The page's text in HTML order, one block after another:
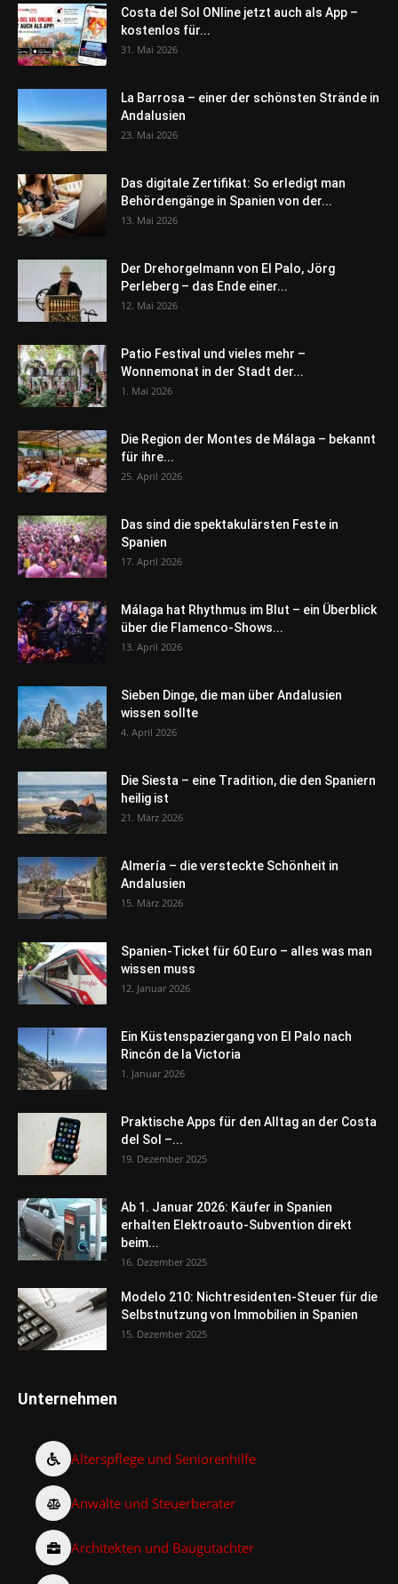
Costa del Sol ONline jetzt auch als App –
kostenlos für...
31. Mai 2026
La Barrosa – einer der schönsten Strände in
Andalusien
23. Mai 2026
Das digitale Zertifikat: So erledigt man
Behördengänge in Spanien von der...
13. Mai 2026
Der Drehorgelmann von El Palo, Jörg
Perleberg – das Ende einer...
12. Mai 2026
Patio Festival und vieles mehr –
Wonnemonat in der Stadt der...
1. Mai 2026
Die Region der Montes de Málaga – bekannt
für ihre...
25. April 2026
Das sind die spektakulärsten Feste in
Spanien
17. April 2026
Málaga hat Rhythmus im Blut – ein Überblick
über die Flamenco-Shows...
13. April 2026
Sieben Dinge, die man über Andalusien
wissen sollte
4. April 2026
Die Siesta – eine Tradition, die den Spaniern
heilig ist
21. März 2026
Almería – die versteckte Schönheit in
Andalusien
15. März 2026
Spanien-Ticket für 60 Euro – alles was man
wissen muss
12. Januar 2026
Ein Küstenspaziergang von El Palo nach
Rincón de la Victoria
1. Januar 2026
Praktische Apps für den Alltag an der Costa
del Sol –...
19. Dezember 2025
Ab 1. Januar 2026: Käufer in Spanien
erhalten Elektroauto-Subvention direkt
beim...
16. Dezember 2025
Modelo 210: Nichtresidenten-Steuer für die
Selbstnutzung von Immobilien in Spanien
15. Dezember 2025
Unternehmen
Alterspflege und Seniorenhilfe
Anwälte und Steuerberater
Architekten und Baugutachter